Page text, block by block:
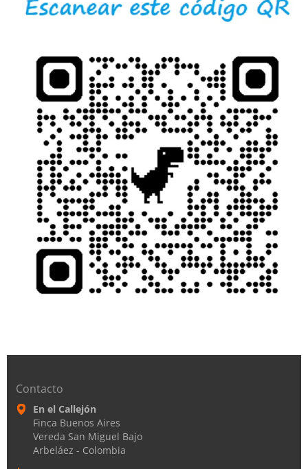
Contacto
En el Callejón
Finca Buenos Aires
Vereda San Miguel Bajo
Arbeláez - Colombia